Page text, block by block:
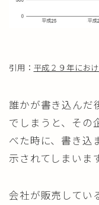
引用： 平成２９年にお
誰かが書き込んだ
でしまうと、その
べた時に、書き込
示されてしまいます
会社が販売してい